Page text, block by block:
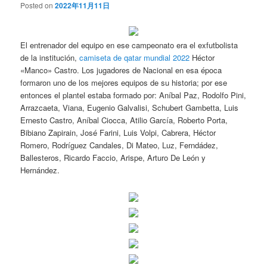
Posted on2022年11月11日
El entrenador del equipo en ese campeonato era el exfutbolista
de la institución,camiseta de qatar mundial 2022 Héctor
«Manco» Castro. Los jugadores de Nacional en esa época
formaron uno de los mejores equipos de su historia; por ese
entonces el plantel estaba formado por: Aníbal Paz, Rodolfo Pini,
Arrazcaeta, Viana, Eugenio Galvalisi, Schubert Gambetta, Luis
Ernesto Castro, Aníbal Ciocca, Atilio García, Roberto Porta,
Bibiano Zapirain, José Farini, Luis Volpi, Cabrera, Héctor
Romero, Rodríguez Candales, Di Mateo, Luz, Ferndádez,
Ballesteros, Ricardo Faccio, Arispe, Arturo De León y
Hernández.